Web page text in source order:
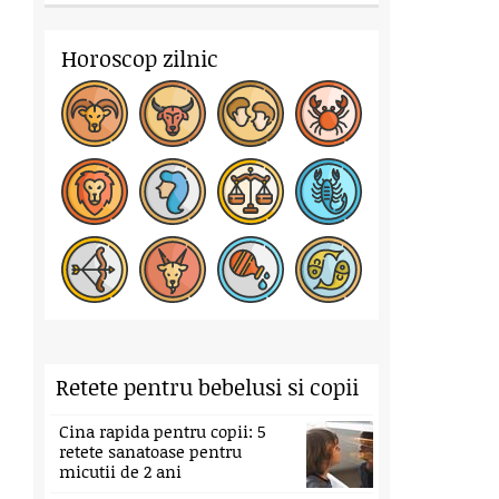
Horoscop zilnic
Retete pentru bebelusi si copii
Cina rapida pentru copii: 5
retete sanatoase pentru
micutii de 2 ani